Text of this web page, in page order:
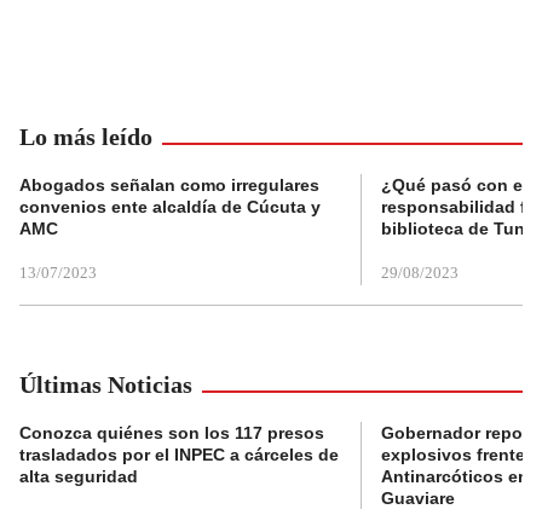
Lo más leído
Abogados señalan como irregulares
convenios ente alcaldía de Cúcuta y
AMC
13/07/2023
¿Qué pasó con el
responsabilidad
biblioteca de
29/08/2023
Últimas Noticias
Conozca quiénes son los 117 presos
trasladados por el INPEC a cárceles de
alta seguridad
Gobernador
explosivos frente a
Antinarcóticos en
Guaviare